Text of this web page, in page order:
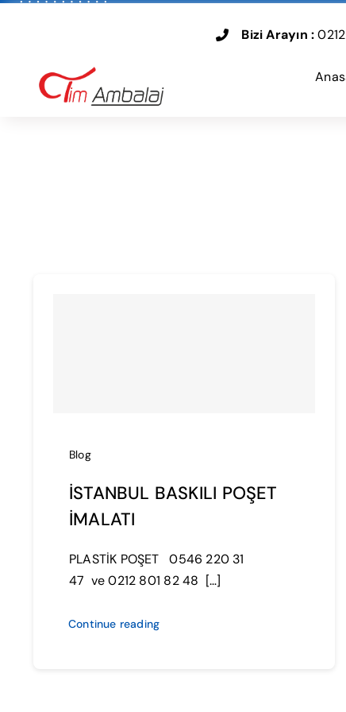
Bizi Arayın :
Blog
İSTANBUL BASKILI POŞET
İMALATI
PLASTİK POŞET 0546 220 31
47 ve 0212 801 82 48 […]
Continue reading